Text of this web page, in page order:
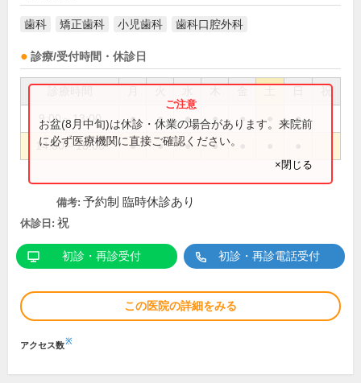
歯科 矯正歯科 小児歯科 歯科口腔外科
診療/受付時間・休診日
祝
9:00～13:00 ● ● ● ● ● ●
14:00～18:00 ● ● ● ●
お盆(8月中旬)は休診・休業の場合があります。来院前
に必ず医療機関に直接ご確認ください。
×閉じる
備考: 予約制 臨時休診あり
休診日: 祝
初診・再診受付 初診・再診電話受付
この医院の詳細をみる
アクセス数※